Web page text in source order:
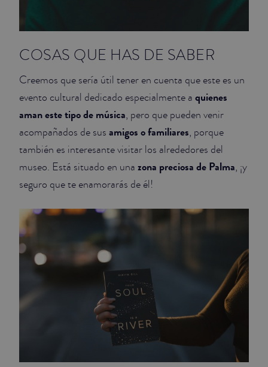
COSAS QUE HAS DE SABER
Creemos que sería útil tener en cuenta que este es un
evento cultural dedicado especialmente a quienes
aman este tipo de música, pero que pueden venir
acompañados de sus amigos o familiares, porque
también es interesante visitar los alrededores del
museo. Está situado en una zona preciosa de Palma, ¡y
seguro que te enamorarás de él!